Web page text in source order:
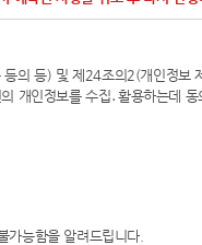
의 등) 및 제24조의2(개인정보
개인정보를 수집․활용하는데 동
능함을 알려드립니다.